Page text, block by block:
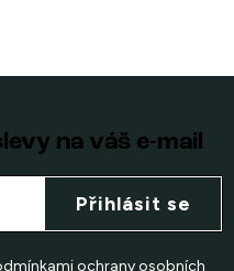
na váš e-mail
ochrany osobních
Přihlásit se